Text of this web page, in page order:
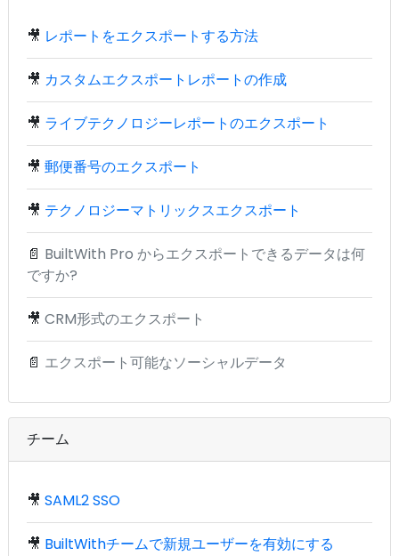
🎥 レポートをエクスポートする方法
🎥 カスタムエクスポートレポートの作成
🎥 ライブテクノロジーレポートのエクスポート
🎥 郵便番号のエクスポート
🎥 テクノロジーマトリックスエクスポート
📄 BuiltWith Pro からエクスポートできるデータは何
ですか?
🎥 CRM形式のエクスポート
📄 エクスポート可能なソーシャルデータ
チーム
🎥 SAML2 SSO
🎥 BuiltWithチームで新規ユーザーを有効にする